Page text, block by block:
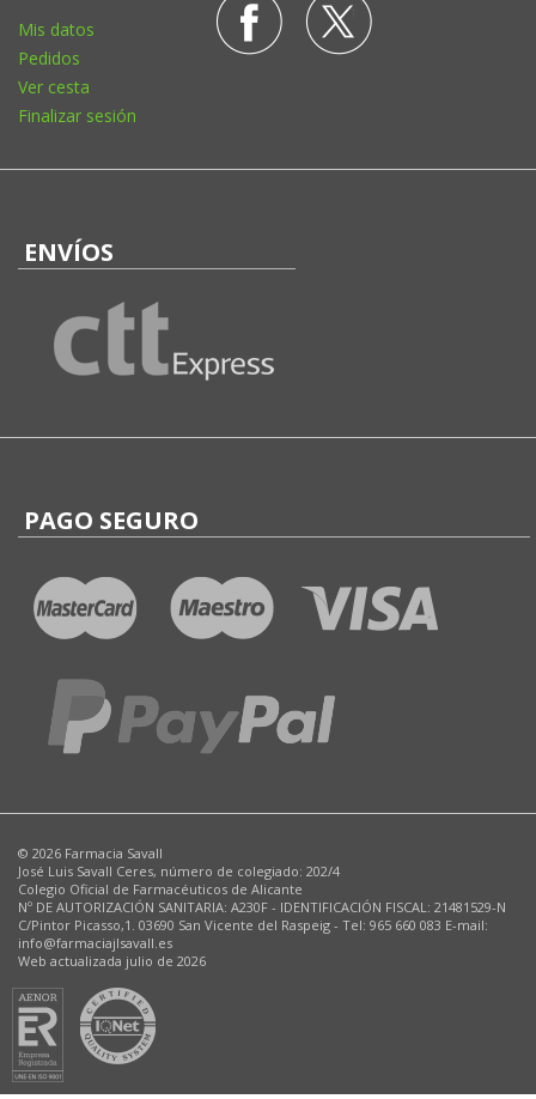
Mis datos
Pedidos
Ver cesta
Finalizar sesión
ENVÍOS
PAGO SEGURO
© 2026 Farmacia Savall
José Luis Savall Ceres, número de colegiado: 202/4
Colegio Oficial de Farmacéuticos de Alicante
Nº DE AUTORIZACIÓN SANITARIA: A230F - IDENTIFICACIÓN FISCAL: 21481529-N
C/Pintor Picasso,1. 03690 San Vicente del Raspeig - Tel: 965 660 083 E-mail:
info@farmaciajlsavall.es
Web actualizada julio de 2026